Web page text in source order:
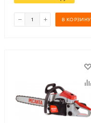
В КОРЗИНУ